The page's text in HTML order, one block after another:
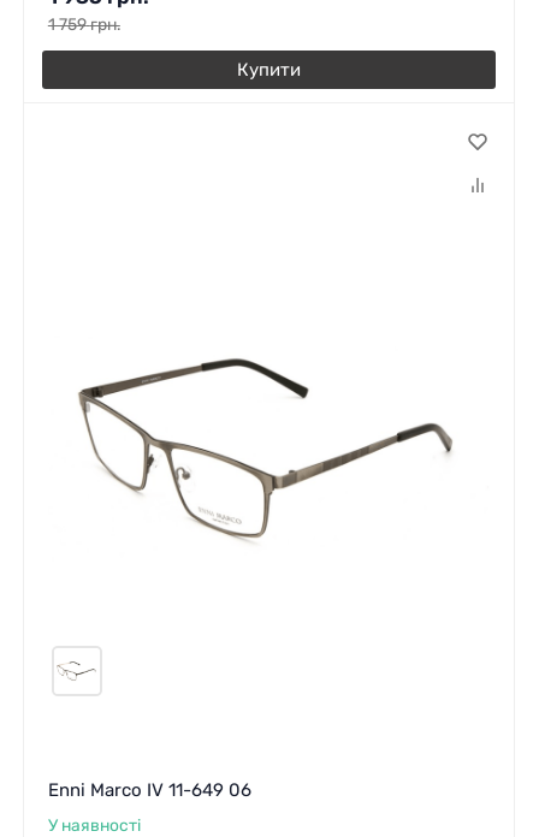
1 759грн.
Купити
Enni Marco IV 11-649 06
У наявності